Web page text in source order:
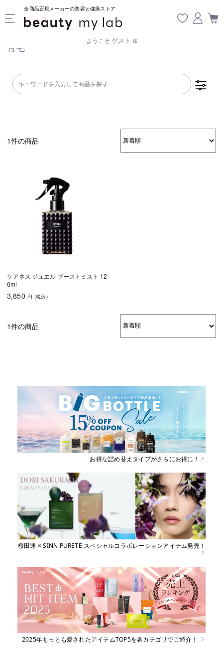
全商品正規メーカーの美容と健康ストア
ようこそ ゲスト 様
育毛
乾燥・パサつき
頭皮が脂っぽい
うねり・くせ毛
育毛
しっとり
乾燥・パサつき 広がり・ゴワつ
き
ダメージケア
頭皮が脂っぽい フケ・かゆみ ボリュームアッ
プ
うねり・くせ毛 色持ち エイジングケア
しっとり さらさら ハリコシ
ツヤ ふんわり
乾燥・パサつき 広がり・ゴワつ
き
ダメージケア
頭皮が脂っぽい フケ・かゆみ ボリュームアッ
プ
1件の商品
ケアネス ジュエル ブーストミスト 12
0ml
3,850 円 (税込)
1件の商品
お得な詰め替えタイプがさらにお得に！
桜田通 × SINN PURETE スペシャルコラボレーションアイテム発売！
2025年もっとも愛されたアイテムTOP5を各カテゴリでご紹介！